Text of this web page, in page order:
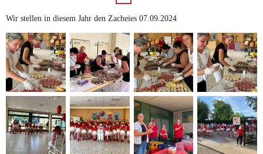
Wir stellen in diesem Jahr den Zacheies 07.09.2024